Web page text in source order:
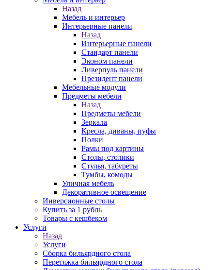
Назад
Мебель и интерьер
Интерьерные панели
Назад
Интерьерные панели
Стандарт панели
Эконом панели
Ливерпуль панели
Президент панели
Мебельные модули
Предметы мебели
Назад
Предметы мебели
Зеркала
Кресла, диваны, пуфы
Полки
Рамы под картины
Столы, столики
Стулья, табуреты
Тумбы, комоды
Уличная мебель
Декоративное освещение
Инверсионные столы
Купить за 1 рубль
Товары с кешбеком
Услуги
Назад
Услуги
Сборка бильярдного стола
Перетяжка бильярдного стола